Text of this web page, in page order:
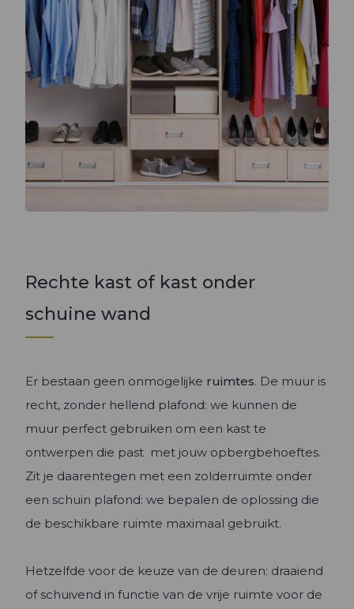
Rechte kast of kast onder
schuine wand
Er bestaan geen onmogelijke ruimtes. De muur is
recht, zonder hellend plafond: we kunnen de
muur perfect gebruiken om een kast te
ontwerpen die past met jouw opbergbehoeftes.
Zit je daarentegen met een zolderruimte onder
een schuin plafond: we bepalen de oplossing die
de beschikbare ruimte maximaal gebruikt.
Hetzelfde voor de keuze van de deuren: draaiend
of schuivend in functie van de vrije ruimte voor de